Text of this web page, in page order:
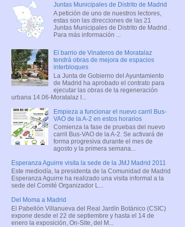
Juntas Municipales de Distrito de Madrid
A petición de uno de nuestros lectores,
estas son las direcciones de las 21
Juntas Municipales de Distrito de Madrid .
Para más información ...
El barrio de Vinateros de Moratalaz
tendrá obras de mejora de espacios
interbloques
La Junta de Gobierno del Ayuntamiento
de Madrid ha aprobado el contrato para
ejecutar las obras de la regeneración
urbana 14.06-Moratalaz I...
Empieza a funcionar el nuevo carril Bus-
VAO de la A-2 en estos horarios
Comienza la fase de pruebas del nuevo
carril Bus-VAO de la A-2. Se activará de
forma progresiva durante el mes de
agosto y la primera semana...
Esperanza Aguirre visita la sede de la JMJ Madrid 2011
Este mediodía, la presidenta de la Comunidad de Madrid
Esperanza Aguirre ha realizado una visita informal a la
sede del Comité Organizador L...
Del Moma a Madrid
El Pabellón Villanueva del Real Jardín Botánico (CSIC)
expone desde el 22 de septiembre y hasta el 14 de
enero la exposición, On-Site, del M...